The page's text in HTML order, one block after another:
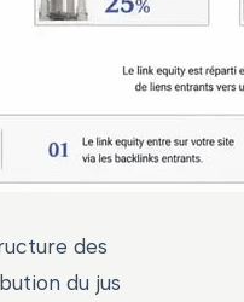
des
du jus